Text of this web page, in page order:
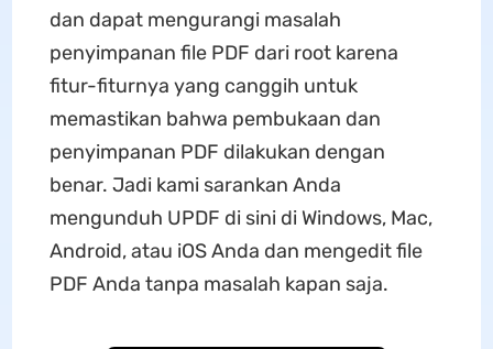
dan dapat mengurangi masalah
penyimpanan file PDF dari root karena
fitur-fiturnya yang canggih untuk
memastikan bahwa pembukaan dan
penyimpanan PDF dilakukan dengan
benar. Jadi kami sarankan Anda
mengunduh UPDF di sini di Windows, Mac,
Android, atau iOS Anda dan mengedit file
PDF Anda tanpa masalah kapan saja.